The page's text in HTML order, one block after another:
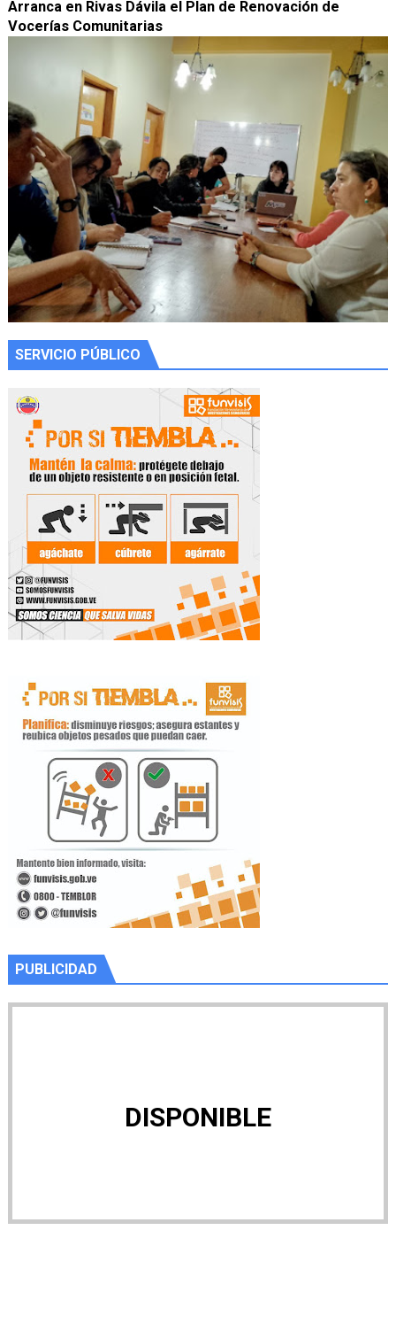
Arranca en Rivas Dávila el Plan de Renovación de
Vocerías Comunitarias
SERVICIO PÚBLICO
PUBLICIDAD
DISPONIBLE